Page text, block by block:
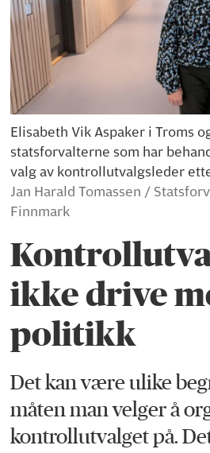
Elisabeth Vik Aspaker i Troms
statsforvalterne som har
valg av kontrollutvalgsleder
Jan Harald Tomassen /
Finnmark
ikke drive
politikk
Det kan være ulike
måten man velger å
kontrollutvalget på.